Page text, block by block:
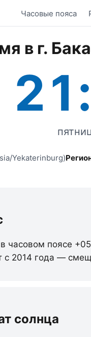
Часовые пояса
в г.
Yekaterinburg)
в часовом поясе
с 2014 года —
солнца